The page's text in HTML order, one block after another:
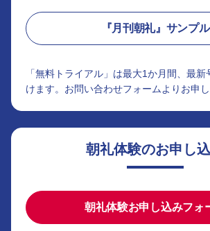
『月刊朝礼』サンプル
「無料トライアル」は最大1か月間、最
けます。お問い合わせフォームよりお申し
朝礼体験のお申し
朝礼体験お申し込みフォ